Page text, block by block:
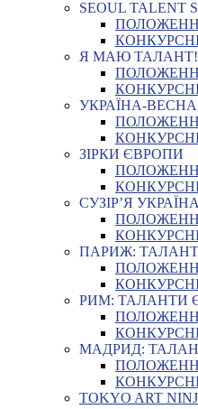
SEOUL TALENT
Я МАЮ ТАЛАНТ!
УКРАЇНА-ВЕСНА
ЗІРКИ ЄВРОПИ
СУЗІР’Я
ПАРИЖ:
РИМ: ТАЛАНТИ
МАДРИД:
TOKYO ART